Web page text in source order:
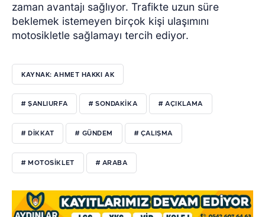
zaman avantajı sağlıyor. Trafikte uzun süre
beklemek istemeyen birçok kişi ulaşımını
motosikletle sağlamayı tercih ediyor.
KAYNAK: AHMET HAKKI AK
# ŞANLIURFA # SONDAKIKA # AÇIKLAMA
# DIKKAT # GÜNDEM # ÇALIŞMA
# MOTOSIKLET # ARABA